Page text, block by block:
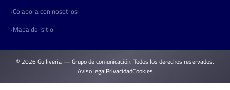
Colabora con nosotros
Mapa del sitio
© 2026 Gulliveria — Grupo de comunicación. Todos los derechos reservados.
Aviso legalPrivacidadCookies